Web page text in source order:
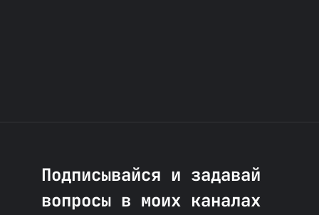
Подписывайся и задавай
вопросы в моих каналах